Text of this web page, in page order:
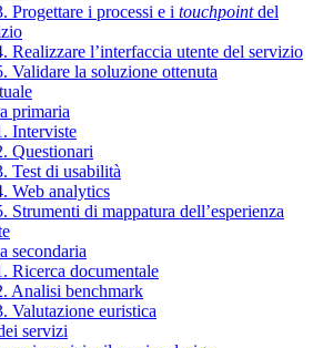
Progettare i processi e i touchpointdel
Realizzare l’interfaccia utente del servizio
Validare la soluzione ottenuta
primaria
Interviste
Questionari
Test di usabilità
Web analytics
Strumenti di mappatura dell’esperienza
secondaria
Ricerca documentale
Analisi benchmark
Valutazione euristica
servizi